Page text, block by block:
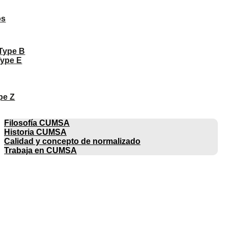
B
E
Z
Filosofía CUMSA
Historia CUMSA
Calidad y concepto de normalizado
Trabaja en CUMSA